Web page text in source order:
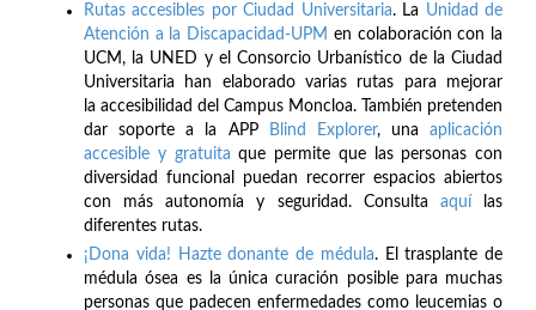
Rutas accesibles por Ciudad Universitaria. La Unidad de
Atención a la Discapacidad-UPM en colaboración con la
UCM, la UNED y el Consorcio Urbanístico de la Ciudad
Universitaria han elaborado varias rutas para mejorar
la accesibilidad del Campus Moncloa. También pretenden
dar soporte a la APP
Blind Explorer, una aplicación
accesible y gratuita que permite que las personas con
diversidad funcional puedan recorrer espacios abiertos
con más autonomía y seguridad. Consulta aquílas
diferentes rutas.
¡Dona vida! Hazte donante de médula. El trasplante de
médula ósea es la única curación posible para muchas
personas que padecen enfermedades como leucemias o